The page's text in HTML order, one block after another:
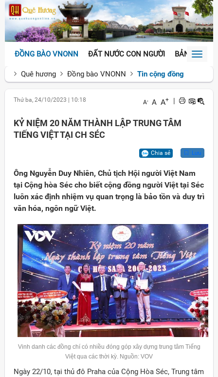
ĐỒNG BÀO VNONN ĐẤT NƯỚC CON NGƯỜI BẢN SẮCToggle
Quê hương
Đồng bào VNONN Tin cộng đồng
Thứ ba, 24/10/2023 10:18 A- A A+
KỶ NIỆM 20 NĂM THÀNH LẬP TRUNG TÂM
TIẾNG VIỆT TẠI CH SÉC
Chia sẻ Lưu
Ông Nguyễn Duy Nhiên, Chủ tịch Hội người Việt Nam
tại Cộng hòa Séc cho biết cộng đồng người Việt tại Séc
luôn xác định nhiệm vụ quan trọng là bảo tồn và duy trì
văn hóa, ngôn ngữ Việt.
Vinh danh các đồng chí có nhiều đóng góp xây dựng trung tâm Tiếng
Việt qua các thời kỳ. Nguồn: VOV
Ngày 22/10, tại thủ đô Praha của Cộng Hòa Séc, Trung tâm